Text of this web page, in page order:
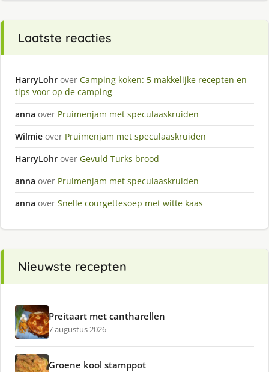
Laatste reacties
HarryLohr over Camping koken: 5 makkelijke recepten en
tips voor op de camping
anna over Pruimenjam met speculaaskruiden
Wilmie over Pruimenjam met speculaaskruiden
HarryLohr over Gevuld Turks brood
anna over Pruimenjam met speculaaskruiden
anna over Snelle courgettesoep met witte kaas
Nieuwste recepten
Preitaart met cantharellen
7 augustus 2026
Groene kool stamppot